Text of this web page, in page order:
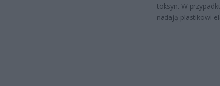
toksyn. W
nadają plastikowi